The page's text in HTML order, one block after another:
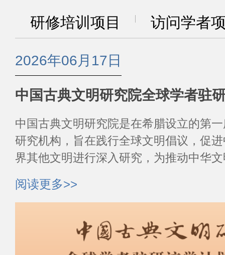
研修培训项目 访问学者
2026年06月17日
中国古典文明研究院全球学者驻
中国古典文明研究院是在希腊设立的第
研究机构，旨在践行全球文明倡议，促
界其他文明进行深入研究，为推动中华
阅读更多>>